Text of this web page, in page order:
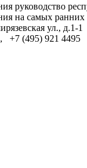
руководство
на самых ранних
ул., д.1-1
+7 (495) 921 4495